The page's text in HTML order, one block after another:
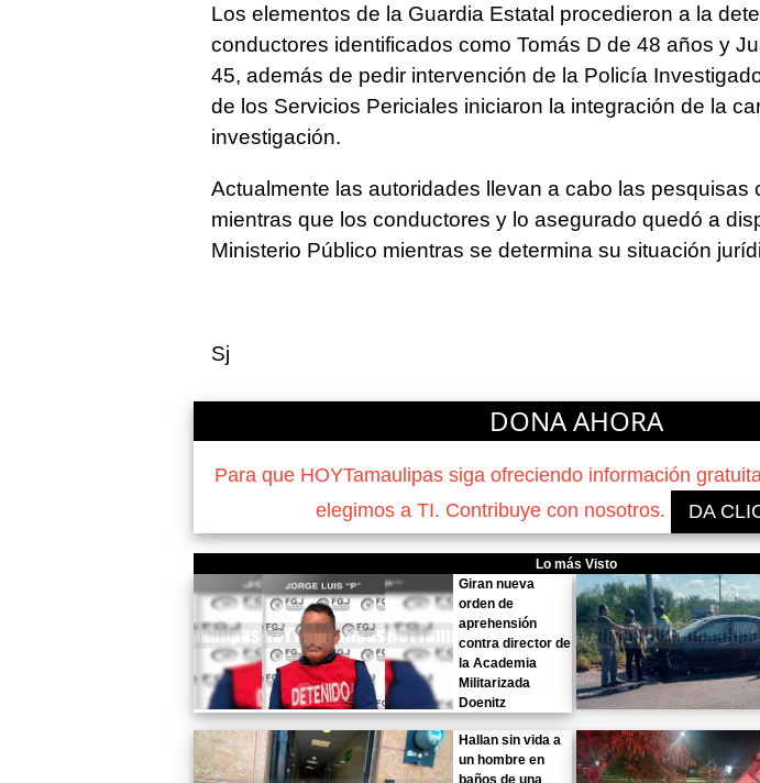
Los elementos de la Guardia Estatal procedieron a la
conductores identificados como Tomás D de 48 años y
45, además de pedir intervención de la Policía
de los Servicios Periciales iniciaron la integración de la
investigación.
Actualmente las autoridades llevan a cabo las pesquisas
mientras que los conductores y lo asegurado quedó a
Ministerio Público mientras se determina su situación
Sj
DONA AHORA
Para que HOYTamaulipas siga ofreciendo información
elegimos a TI. Contribuye con nosotros.
DA
Lo más Visto
Giran nueva
orden de
aprehensión
contra director de
la Academia
Militarizada
Doenitz
Hallan sin vida a
un hombre en
baños de una